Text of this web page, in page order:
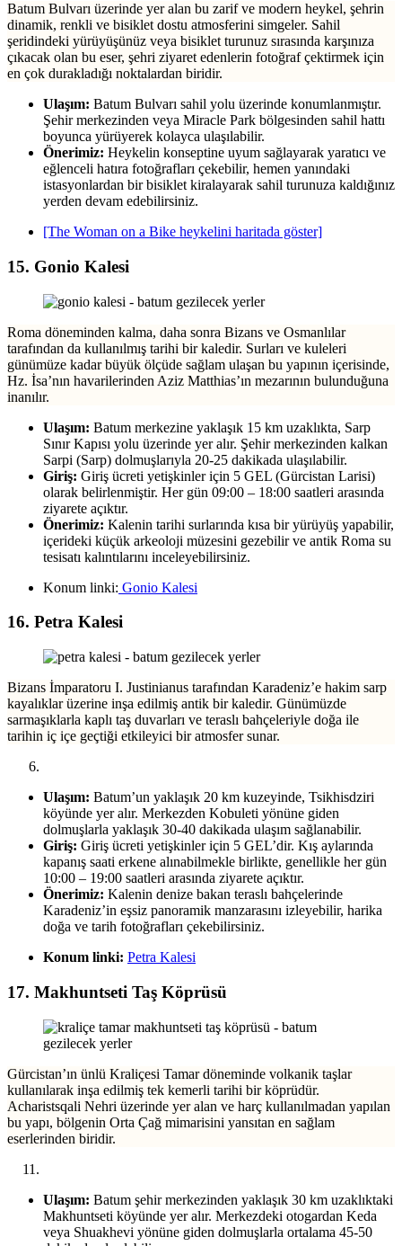
Batum Bulvarı üzerinde yer alan bu zarif ve modern heykel, şehrin
dinamik, renkli ve bisiklet dostu atmosferini simgeler. Sahil
şeridindeki yürüyüşünüz veya bisiklet turunuz sırasında karşınıza
çıkacak olan bu eser, şehri ziyaret edenlerin fotoğraf çektirmek için
en çok durakladığı noktalardan biridir.
Ulaşım: Batum Bulvarı sahil yolu üzerinde konumlanmıştır.
Şehir merkezinden veya Miracle Park bölgesinden sahil hattı
boyunca yürüyerek kolayca ulaşılabilir.
Önerimiz: Heykelin konseptine uyum sağlayarak yaratıcı ve
eğlenceli hatıra fotoğrafları çekebilir, hemen yanındaki
istasyonlardan bir bisiklet kiralayarak sahil turunuza kaldığınız
yerden devam edebilirsiniz.
[The Woman on a Bike heykelini haritada göster]
15. Gonio Kalesi
Roma döneminden kalma, daha sonra Bizans ve Osmanlılar
tarafından da kullanılmış tarihi bir kaledir. Surları ve kuleleri
günümüze kadar büyük ölçüde sağlam ulaşan bu yapının içerisinde,
Hz. İsa’nın havarilerinden Aziz Matthias’ın mezarının bulunduğuna
inanılır.
Ulaşım: Batum merkezine yaklaşık 15 km uzaklıkta, Sarp
Sınır Kapısı yolu üzerinde yer alır. Şehir merkezinden kalkan
Sarpi (Sarp) dolmuşlarıyla 20-25 dakikada ulaşılabilir.
Giriş: Giriş ücreti yetişkinler için 5 GEL (Gürcistan Larisi)
olarak belirlenmiştir. Her gün 09:00 – 18:00 saatleri arasında
ziyarete açıktır.
Önerimiz: Kalenin tarihi surlarında kısa bir yürüyüş yapabilir,
içerideki küçük arkeoloji müzesini gezebilir ve antik Roma su
tesisatı kalıntılarını inceleyebilirsiniz.
Konum linki: Gonio Kalesi
16. Petra Kalesi
Bizans İmparatoru I. Justinianus tarafından Karadeniz’e hakim sarp
kayalıklar üzerine inşa edilmiş antik bir kaledir. Günümüzde
sarmaşıklarla kaplı taş duvarları ve teraslı bahçeleriyle doğa ile
tarihin iç içe geçtiği etkileyici bir atmosfer sunar.
Ulaşım: Batum’un yaklaşık 20 km kuzeyinde, Tsikhisdziri
köyünde yer alır. Merkezden Kobuleti yönüne giden
dolmuşlarla yaklaşık 30-40 dakikada ulaşım sağlanabilir.
Giriş: Giriş ücreti yetişkinler için 5 GEL’dir. Kış aylarında
kapanış saati erkene alınabilmekle birlikte, genellikle her gün
10:00 – 19:00 saatleri arasında ziyarete açıktır.
Önerimiz: Kalenin denize bakan teraslı bahçelerinde
Karadeniz’in eşsiz panoramik manzarasını izleyebilir, harika
doğa ve tarih fotoğrafları çekebilirsiniz.
Konum linki: Petra Kalesi
17. Makhuntseti Taş Köprüsü
Gürcistan’ın ünlü Kraliçesi Tamar döneminde volkanik taşlar
kullanılarak inşa edilmiş tek kemerli tarihi bir köprüdür.
Acharistsqali Nehri üzerinde yer alan ve harç kullanılmadan yapılan
bu yapı, bölgenin Orta Çağ mimarisini yansıtan en sağlam
eserlerinden biridir.
Ulaşım: Batum şehir merkezinden yaklaşık 30 km uzaklıktaki
Makhuntseti köyünde yer alır. Merkezdeki otogardan Keda
veya Shuakhevi yönüne giden dolmuşlarla ortalama 45-50